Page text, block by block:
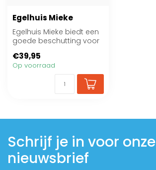
Egelhuis Mieke
Egelhuis Mieke biedt een
goede beschutting voor
slapen ...
€39,95
Op voorraad
Schrijf je in voor onze
nieuwsbrief